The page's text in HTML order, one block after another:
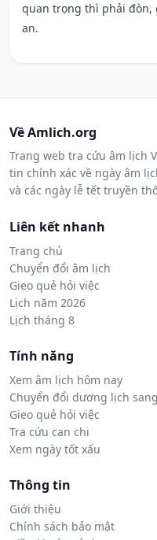
quan trọng thì phải đòn,
an.
Về Amlich.org
Trang web tra cứu âm lịch
tin chính xác về ngày âm
và các ngày lễ tết truyền
Liên kết nhanh
Trang chủ
Chuyển đổi âm lịch
Gieo quẻ hỏi việc
Lịch năm 2026
Lịch tháng 8
Tính năng
Xem âm lịch hôm nay
Chuyển đổi dương lịch
Gieo quẻ hỏi việc
Tra cứu can chi
Xem ngày tốt xấu
Thông tin
Giới thiệu
Chính sách bảo mật